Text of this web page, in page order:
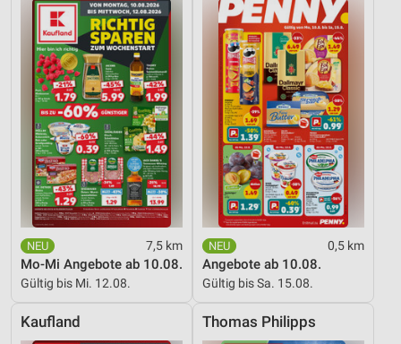
7,5 km
Mo-Mi Angebote ab 10.08.
Gültig bis Mi. 12.08.
0,5 km
Angebote ab 10.08.
Gültig bis Sa. 15.08.
Kaufland Thomas Philipps
Notwendig
Performance
Funktional
Werbung